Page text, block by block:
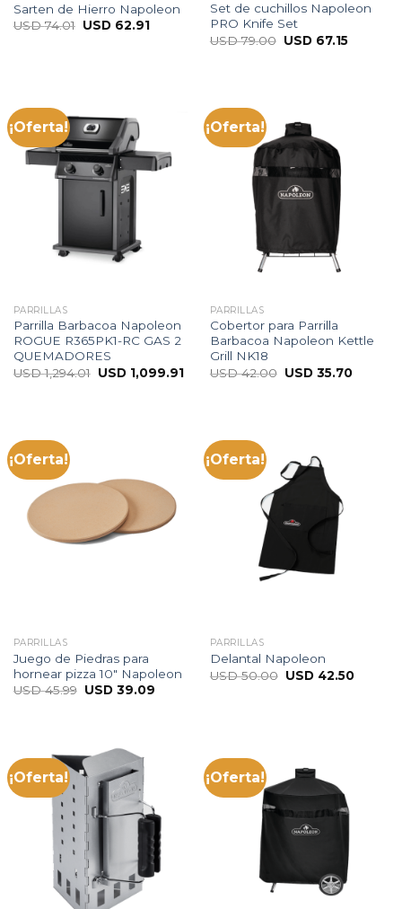
Sarten de Hierro Napoleon
USD74.01 USD 62.91
Set de cuchillos Napoleon
PRO Knife Set
USD79.00 USD 67.15
¡Oferta!
PARRILLAS
Parrilla Barbacoa Napoleon
ROGUE R365PK1-RC GAS 2
QUEMADORES
USD1,294.01 USD 1,099.91
¡Oferta!
PARRILLAS
Cobertor para Parrilla
Barbacoa Napoleon Kettle
Grill NK18
USD42.00 USD 35.70
¡Oferta!
PARRILLAS
Juego de Piedras para
hornear pizza 10″ Napoleon
USD45.99 USD 39.09
¡Oferta!
PARRILLAS
Delantal Napoleon
USD50.00 USD 42.50
¡Oferta! ¡Oferta!